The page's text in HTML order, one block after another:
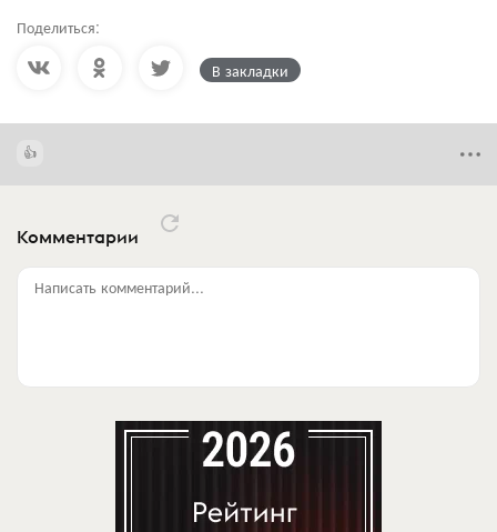
Поделиться:
В закладки
Комментарии
Написать комментарий...